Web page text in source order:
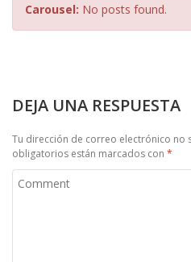
Carousel: No posts found.
DEJA UNA RESPUESTA
Tu dirección de correo electrónico no
obligatorios están marcados con *